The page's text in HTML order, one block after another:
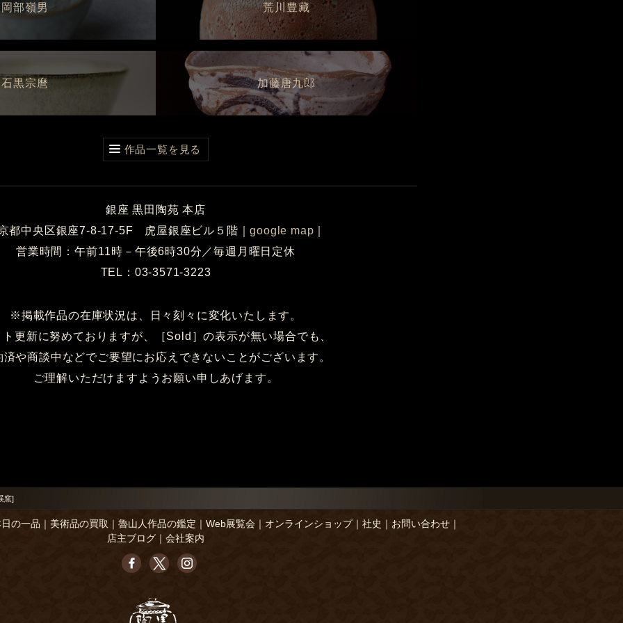
岡部嶺男 荒川豊藏
石黒宗麿 加藤唐九郎
作品一覧を見る
銀座 黒田陶苑 本店
都中央区銀座7-8-17-5F 虎屋銀座ビル５階 ｜google map
営業時間：午前11時－午後6時30分／毎週月曜日定休
TEL：03-3571-3223
※掲載作品の在庫状況は、日々刻々に変化いたします。
ト更新に努めておりますが、［Sold］の表示が無い場合でも、
済や商談中などでご要望にお応えできないことがございます。
ご理解いただけますようお願い申しあげます。
窯]
の一品 ｜ 美術品の買取 ｜ 魯山人作品の鑑定 ｜ Web展覧会 ｜ オンラインショップ｜ 社史 ｜ お問い合わせ｜
店主ブログ ｜ 会社案内